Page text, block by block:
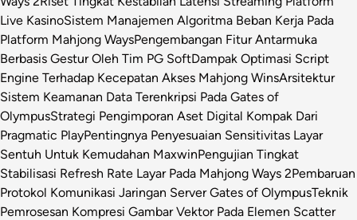
Live KasinoSistem Manajemen Algoritma Beban Kerja Pada
Platform Mahjong WaysPengembangan Fitur Antarmuka
Berbasis Gestur Oleh Tim PG SoftDampak Optimasi Script
Engine Terhadap Kecepatan Akses Mahjong WinsArsitektur
Sistem Keamanan Data Terenkripsi Pada Gates of
OlympusStrategi Pengimporan Aset Digital Kompak Dari
Pragmatic PlayPentingnya Penyesuaian Sensitivitas Layar
Sentuh Untuk Kemudahan MaxwinPengujian Tingkat
Stabilisasi Refresh Rate Layar Pada Mahjong Ways 2Pembaruan
Protokol Komunikasi Jaringan Server Gates of OlympusTeknik
Pemrosesan Kompresi Gambar Vektor Pada Elemen Scatter